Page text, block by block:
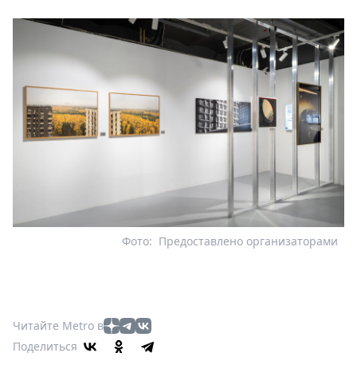
Предоставлено организаторами
Фото:
Читайте Metro в
Поделиться